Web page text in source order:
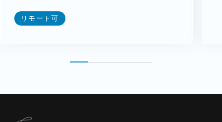
リモート可